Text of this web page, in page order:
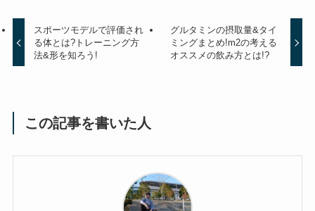
スポーツモデルで評価され
る体とは?トレーニング方
法&形を知ろう!
グルタミンの摂取量&タイ
ミングまとめ!m2の考える
オススメの飲み方とは!?
この記事を書いた人